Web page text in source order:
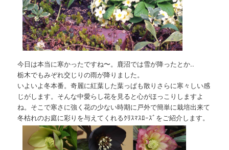
今日は本当に寒かったですね〜。鹿沼では雪が降ったとか..
栃木でもみぞれ交じりの雨が降りました。
いよいよ冬本番。奇麗に紅葉した葉っぱも散りさらに寒々しい感
じがします。そんな中愛らし花を見ると心がほっこりしますよ
ね。そこで寒さに強く花の少ない時期に戸外で簡単に栽培出来て
冬枯れのお庭に彩りを与えてくれるｸﾘｽﾏｽﾛｰｽﾞをご紹介します。